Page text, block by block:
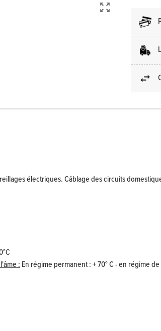

électriques. Câblage des circuits
: En régime permanent : + 70° C - en régime